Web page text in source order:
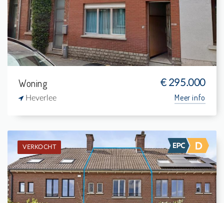
1
Woning € 295.000
Heverlee Meer info
VERKOCHT
Verkocht: Eengezinswoning